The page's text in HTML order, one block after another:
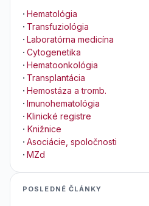
· Hematológia
· Transfuziológia
· Laboratórna medicína
· Cytogenetika
· Hematoonkológia
· Transplantácia
· Hemostáza a tromb.
· Imunohematológia
· Klinické registre
· Knižnice
· Asociácie, spoločnosti
· MZd
POSLEDNÉ ČLÁNKY